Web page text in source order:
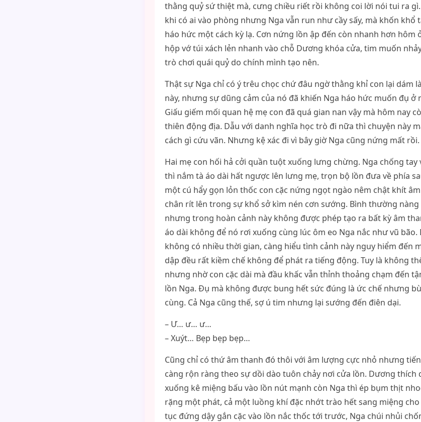
thằng quỷ sứ thiệt mà, cưng chiều riết rồi không coi lời nói tui ra
khi có ai vào phòng nhưng Nga vẫn run như cầy sấy, mà khốn khổ
háo hức một cách kỳ lạ. Cơn nứng lồn ập đến còn nhanh hơn hôm
hộp vớ túi xách lẻn nhanh vào chỗ Dương khóa cửa, tim muốn
trò chơi quái quỷ do chính mình tạo nên.
Thật sự Nga chỉ có ý trêu chọc chứ đâu ngờ thằng khỉ con lại dám
này, nhưng sự dũng cảm của nó đã khiến Nga háo hức muốn đụ ở
Giấu giếm mối quan hệ mẹ con đã quá gian nan vậy mà hôm nay
thiên động địa. Dẫu với danh nghĩa học trò đi nữa thì chuyện này
cách gì cứu vãn. Nhưng kệ xác đi vì bây giờ Nga cũng nứng mất rồi.
Hai mẹ con hối hả cởi quần tuột xuống lưng chừng. Nga chống
thì nắm tà áo dài hất ngược lên lưng mẹ, trọn bộ lồn đưa về phía
một cú hẩy gọn lỏn thốc con cặc nứng ngọt ngào nêm chật khít
chân rít lên trong sự khổ sở kìm nén cơn sướng. Bình thường
nhưng trong hoàn cảnh này không được phép tạo ra bất kỳ âm
áo dài không để nó rơi xuống cùng lúc ôm eo Nga nắc như vũ
không có nhiều thời gian, càng hiểu tình cảnh này nguy hiểm đến
dập đều rất kiềm chế không để phát ra tiếng động. Tuy là không
nhưng nhờ con cặc dài mà đầu khấc vẫn thỉnh thoảng chạm đến
lồn Nga. Đụ mà không được bung hết sức đúng là ức chế nhưng
cùng. Cả Nga cũng thế, sợ ú tim nhưng lại sướng đến điên dại.
– Ư… ư… ư…
– Xuýt… Bẹp bẹp bẹp…
Cũng chỉ có thứ âm thanh đó thôi với âm lượng cực nhỏ nhưng
càng rộn ràng theo sự dồi dào tuôn chảy nơi cửa lồn. Dương thích
xuống kê miệng bấu vào lồn nút mạnh còn Nga thì ép bụm thịt
rặng một phát, cả một luồng khí đặc nhớt trào hết sang miệng
tục đứng dậy gắn cặc vào lồn nắc thốc tới trước, Nga chúi nhủi